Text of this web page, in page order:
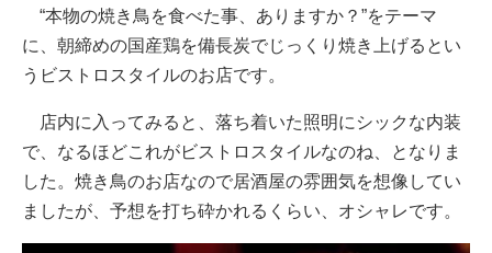
“本物の焼き鳥を食べた事、ありますか？”をテーマ
に、朝締めの国産鶏を備長炭でじっくり焼き上げるとい
うビストロスタイルのお店です。
店内に入ってみると、落ち着いた照明にシックな内装
で、なるほどこれがビストロスタイルなのね、となりま
した。焼き鳥のお店なので居酒屋の雰囲気を想像してい
ましたが、予想を打ち砕かれるくらい、オシャレです。